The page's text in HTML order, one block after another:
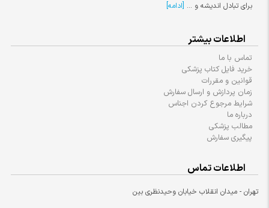
برای تبادل اندیشه و ... [ادامه]
اطلاعات بیشتر
تماس با ما
خرید فایل کتاب پزشکی
قوانین و مقررات
زمان پردازش و ارسال سفارش
شرایط مرجوع کردن اجناس
درباره ما
مطالب پزشکی
پیگیری سفارش
اطلاعات تماس
تهران - میدان انقلاب خیابان وحیدنظری بین